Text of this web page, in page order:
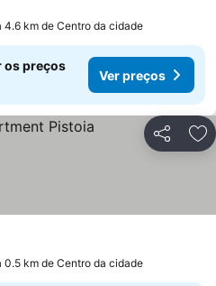
4.6 km de Centro da cidade
os preços
Ver preços
Partilhar
0.5 km de Centro da cidade